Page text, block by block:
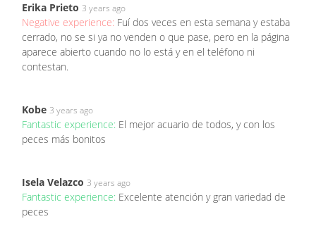
Erika Prieto 3 years ago
Negative experience: Fuí dos veces en esta semana y estaba
cerrado, no se si ya no venden o que pase, pero en la página
aparece abierto cuando no lo está y en el teléfono ni
contestan.
Kobe 3 years ago
Fantastic experience: El mejor acuario de todos, y con los
peces más bonitos
Isela Velazco 3 years ago
Fantastic experience: Excelente atención y gran variedad de
peces